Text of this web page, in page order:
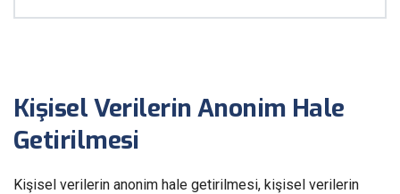
Kişisel Verilerin Anonim Hale
Getirilmesi
Kişisel verilerin anonim hale getirilmesi, kişisel verilerin